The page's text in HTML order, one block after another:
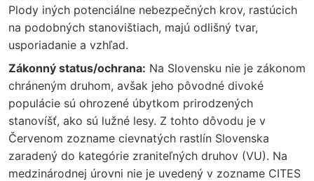
Plody iných potenciálne nebezpečných krov, rastúcich
na podobných stanovištiach, majú odlišný tvar,
usporiadanie a vzhľad.
Zákonný status/ochrana: Na Slovensku nie je zákonom
chráneným druhom, avšak jeho pôvodné divoké
populácie sú ohrozené úbytkom prirodzených
stanovíšť, ako sú lužné lesy. Z tohto dôvodu je v
Červenom zozname cievnatých rastlín Slovenska
zaradený do kategórie zraniteľných druhov (VU). Na
medzinárodnej úrovni nie je uvedený v zozname CITES